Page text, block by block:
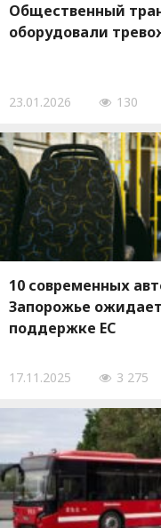
Общественный
оборудовали
23.01.2026 130
10 современных
Запорожье
поддержке ЕС
17.11.2025 3 275